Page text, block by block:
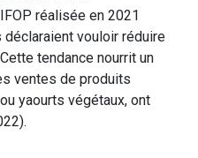
réalisée en 2021
vouloir réduire
tendance nourrit un
ventes de produits
yaourts végétaux, ont